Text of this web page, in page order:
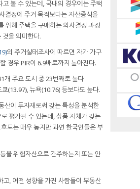
볼 수 있는데, 국내의 경우에는 주택
결정에 주거 목적보다는 자산증식을
위해 주택을 구매하는 의사결정 과정
을 의미한다.
의 주거실태조사에 따르면 자가 가구
경우 PIR이 6.9배로까지 높아진다.
개 주요 도시 중 23번째로 높다
(13.97), 뉴욕(10.76) 등보다도 높다.
산이 투자재로써 갖는 특성을 분석한
평가될 수 있는데, 상품 자체가 갖는
도는 매우 높지만 과연 한국인들은 부
을 위험자산으로 간주하는지 또는 안
, 어떤 성향을 가진 사람들이 부동산